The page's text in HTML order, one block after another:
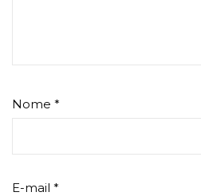
Nome *
E-mail *